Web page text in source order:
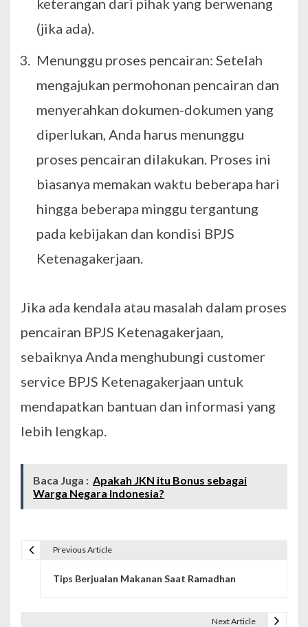
(jika ada).
Menunggu proses pencairan: Setelah
mengajukan permohonan pencairan dan
menyerahkan dokumen-dokumen yang
diperlukan, Anda harus menunggu
proses pencairan dilakukan. Proses ini
biasanya memakan waktu beberapa hari
hingga beberapa minggu tergantung
pada kebijakan dan kondisi BPJS
Ketenagakerjaan.
Jika ada kendala atau masalah dalam proses
pencairan BPJS Ketenagakerjaan,
sebaiknya Anda menghubungi customer
service BPJS Ketenagakerjaan untuk
mendapatkan bantuan dan informasi yang
lebih lengkap.
Baca Juga : Apakah JKN itu Bonus sebagai
Warga Negara Indonesia?
Previous Article
Tips Berjualan Makanan Saat Ramadhan
Next Article